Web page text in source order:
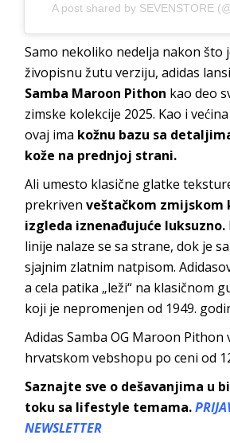
A post shared by SEVENSTORE
Samo nekoliko nedelja nakon što
živopisnu žutu verziju, adidas
Samba Maroon Pithon kao deo
zimske kolekcije 2025. Kao i
ovaj ima kožnu bazu sa
kože na prednjoj strani.
Ali umesto klasične glatke
prekrivenveštačkom zmijskom
izgleda iznenađujuće luksuzno.
linije nalaze se sa strane, dok je
sjajnim zlatnim natpisom.
a cela patika „leži“ na klasičnom
koji je nepromenjen od 1949.
Adidas Samba OG Maroon Pithon
hrvatskom vebshopu po ceni od
Saznajte sve o dešavanjima u
toku sa lifestyle temama.
NEWSLETTER